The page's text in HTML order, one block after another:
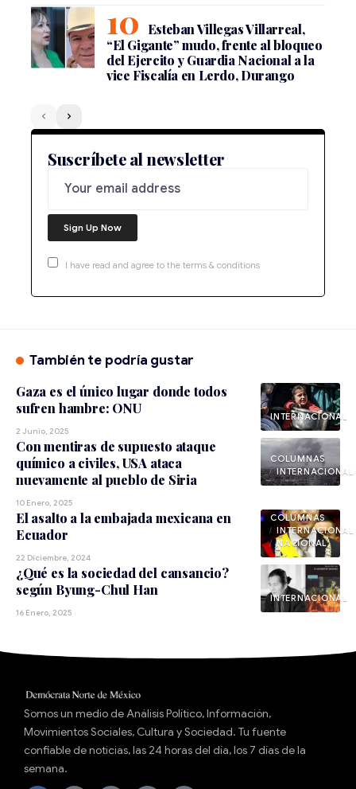
Esteban Villegas Villarreal,
“El Gigante” mudo, frente al bloqueo
del Ejercito y Guardia Nacional a la
vice Fiscalía en Lerdo, Durango
Suscríbete al newsletter
I have read and agree to the terms & conditions
También te podría gustar
INTERNACIONAL
Gaza es el único lugar donde todos
sufren hambre: ONU
2 Junio, 2025
INTERNACIONAL
Con mentiras de supuesto ataque
químico a civiles, USA ataca
nuevamente al pueblo de Siria
10 Enero, 2025
COLUMNAS‏
INTERNACIONAL
NACIONAL
El asalto a la embajada mexicana en
Ecuador
22 Diciembre, 2024
INTERNACIONAL
¿Qué es la sociedad del cansancio?
según Byung-Chul Han
16 Enero, 2025
Somos un medio de Análisis Político, Información,
Movimientos Sociales, Cultura y Sociedad. Tu fuente
confiable de noticias, las 24 horas del día, los 7 días de la
semana.